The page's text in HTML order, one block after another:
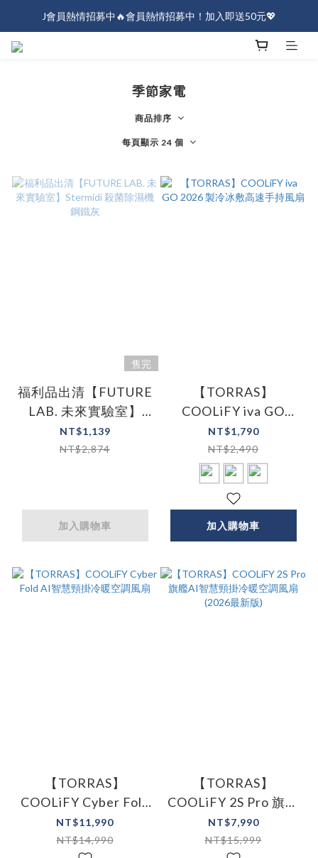
J會員熱情招募中🔥會員熱情招募中！加入即送50元💖
J會員熱情招募中🔥會員熱情招募中！加入即送50元💖
季節家電
商品排序
每頁顯示 24 個
售完
福利品出清【FUTURE
LAB. 未來實驗室】
Stermidi 殺菌除濕機
鋼鐵灰
NT$1,139
NT$2,874
加入購物車
【TORRAS】
COOLiFY iva GO
2026 製冷冰敷高速手
持風扇
NT$1,790
NT$2,490
加入購物車
【TORRAS】
COOLiFY Cyber Fold
AI智慧頸掛冷暖空調
風扇
NT$11,990
NT$14,990
【TORRAS】
COOLiFY 2S Pro 旗艦
AI智慧頸掛冷暖空調
風扇(2026最新版)
NT$7,990
NT$15,999